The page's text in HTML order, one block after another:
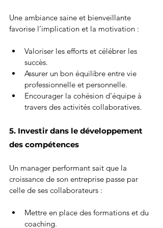
Une ambiance saine et bienveillante
favorise l’implication et la motivation :
Valoriser les efforts et célébrer les
succès.
Assurer un bon équilibre entre vie
professionnelle et personnelle.
Encourager la cohésion d’équipe à
travers des activités collaboratives.
5. Investir dans le développement
des compétences
Un manager performant sait que la
croissance de son entreprise passe par
celle de ses collaborateurs :
Mettre en place des formations et du
coaching.